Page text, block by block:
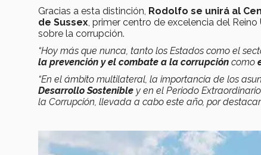
Gracias a esta distinción, Rodolfo se unirá al
de Sussex, primer centro de excelencia del
sobre la corrupción.
“Hoy más que nunca, tanto los Estados como el
la prevención y el combate a la corrupción como
“En el ámbito multilateral, la importancia de los
Desarrollo Sostenible y en el Periodo
la Corrupción, llevada a cabo este año, por destacar